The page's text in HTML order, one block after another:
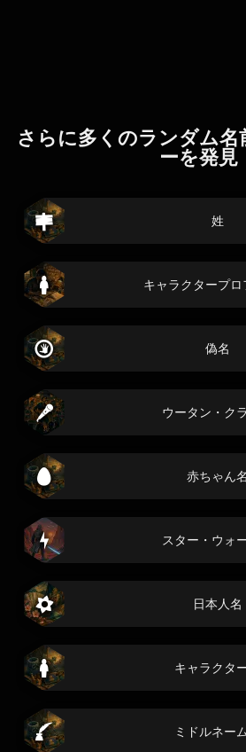
さらに多くのランダム名
ーを発見
姓
キャラクタープ
偽名
ウータン・ク
赤ちゃん名
スター・ウォ
日本人名
キャラクタ
ミドルネー